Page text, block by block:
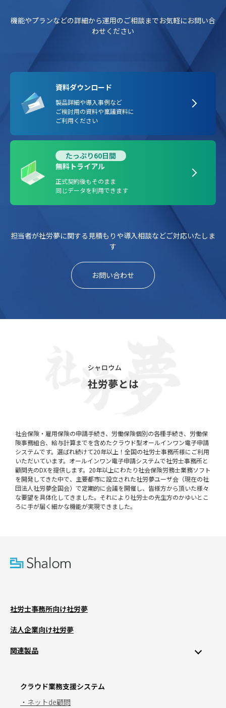
機能やプランなどの詳細から運用のご相談までお気軽にお問い合
わせください
資料ダウンロード
製品詳細や導入事例など
ご検討用の資料や稟議資料に
ご利用ください
たっぷり60日間
無料トライアル
正式契約後もそのまま
同じデータを利用できます
担当者が社労夢に関する見積もりや導入相談などご対応いたしま
す
お問い合わせ
社会保険・雇用保険の申請手続き、労働保険個別の各種手続き、労働保
険事務組合、給与計算までを含めたクラウド型オールインワン電子申請
システムです。選ばれ続けて20年以上！全国の社労士事務所様にご利用
いただいています。オールインワン電子申請システムで社労士事務所と
顧問先のDXを提供します。20年以上にわたり社会保険労務士業務ソフト
を開発してきた中で、主要都市に設立された社労夢ユーザ会（現在の社
団法人社労夢全国会）で定期的に会議を開催し、皆様方から頂いた様々
な要望を具体化してきました。それにより社労士の先生方のかゆいとこ
ろに手が届く細かな機能が実現できました。
社労士事務所向け社労夢
法人企業向け社労夢
関連製品
クラウド業務支援システム
・ネットde顧問